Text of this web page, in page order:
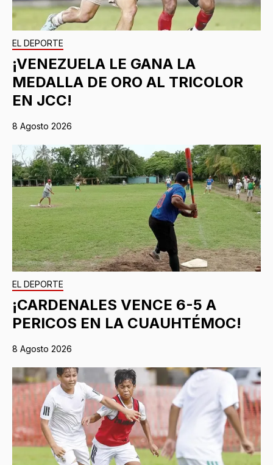
EL DEPORTE
¡VENEZUELA LE GANA LA
MEDALLA DE ORO AL TRICOLOR
EN JCC!
8 Agosto 2026
EL DEPORTE
¡CARDENALES VENCE 6-5 A
PERICOS EN LA CUAUHTÉMOC!
8 Agosto 2026